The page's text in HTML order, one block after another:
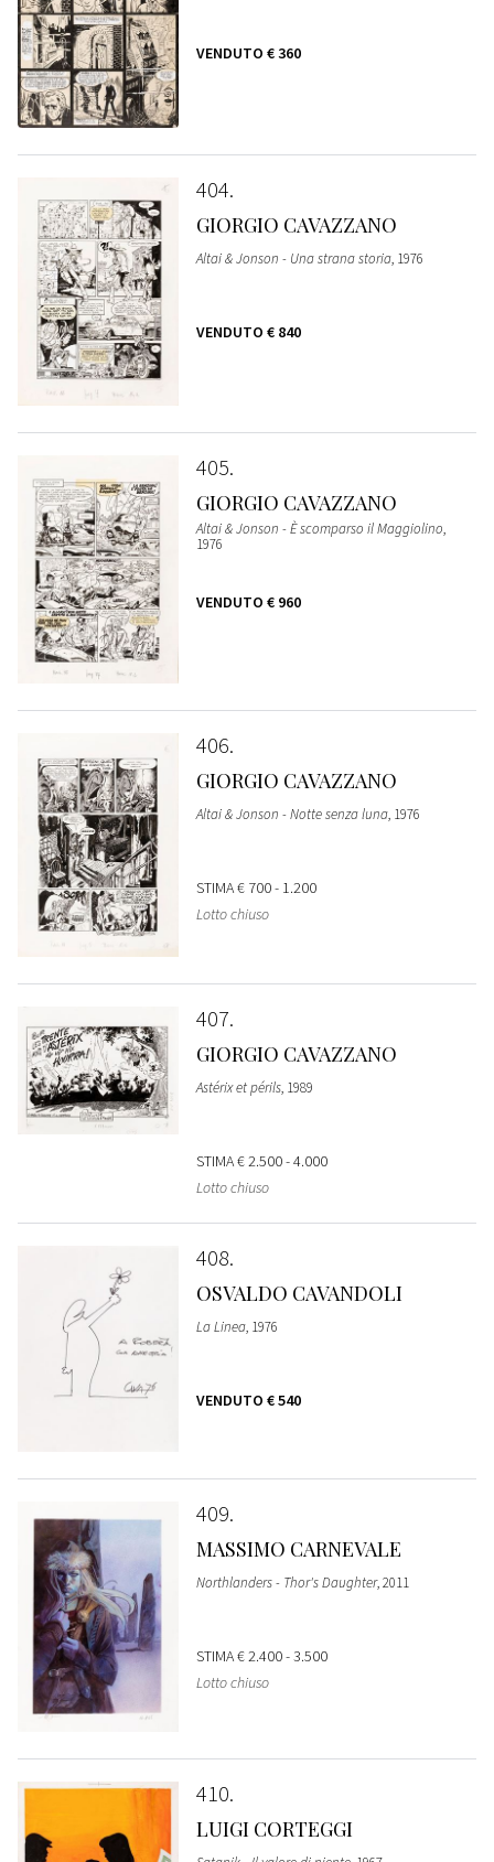
VENDUTO € 360
404
GIORGIO CAVAZZANO
Altai & Jonson - Una strana storia, 1976
VENDUTO € 840
405
GIORGIO CAVAZZANO
Altai & Jonson - È scomparso il Maggiolino,
1976
VENDUTO € 960
406
GIORGIO CAVAZZANO
Altai & Jonson - Notte senza luna, 1976
STIMA€ 700 - 1.200
Lotto chiuso
407
GIORGIO CAVAZZANO
Astérix et périls, 1989
STIMA€ 2.500 - 4.000
Lotto chiuso
408
OSVALDO CAVANDOLI
La Linea, 1976
VENDUTO € 540
409
MASSIMO CARNEVALE
Northlanders - Thor's Daughter, 2011
STIMA€ 2.400 - 3.500
Lotto chiuso
410
LUIGI CORTEGGI